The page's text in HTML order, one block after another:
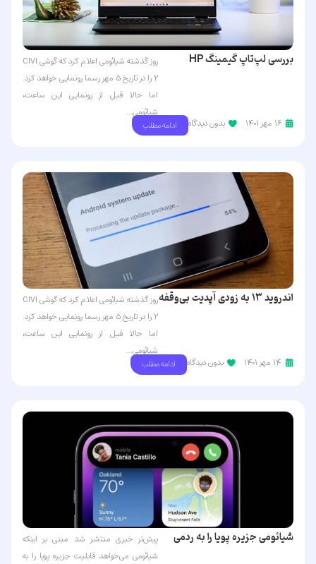
بررسی لپ‌تاپ گیمینگ HP
OMEN 16 2021 مدل AMD
روز گذشته شیائومی اعلام کرد که گوشی CIVI
2 را در تاریخ ۵ مهر رسما رونمایی خواهد کرد.
اما حالا قبل از رونمایی این ساعت،
شیائومی...
۱۶ مهر ۱۴۰۱
بدون دیدگاه ادامه مطلب
اندروید ۱۳ به زودی آپدیت بی‌وقفه
روز گذشته شیائومی اعلام کرد که گوشی CIVI
2 را در تاریخ ۵ مهر رسما رونمایی خواهد کرد.
اما حالا قبل از رونمایی این ساعت،
شیائومی...
۱۴ مهر ۱۴۰۱
بدون دیدگاه ادامه مطلب
شیائومی جزیره پویا را به ردمی
پیش‌تر خبری منتشر شد مبنی بر اینکه
شیائومی می‌خواهد قابلیت جزیره پویا را به